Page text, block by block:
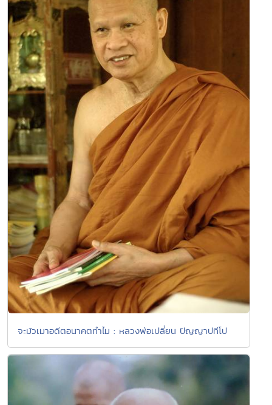
จะมัวเมาอดีตอนาคตทำไม : หลวงพ่อเปลี่ยน ปัญญาปทีโป